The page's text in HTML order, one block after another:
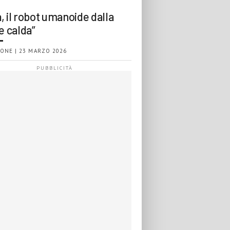
il robot umanoide dalla
calda”
| 23 MARZO 2026